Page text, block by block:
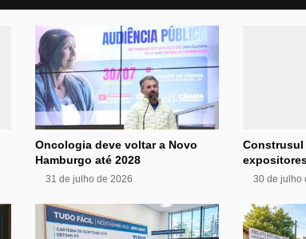
Oncologia deve voltar a Novo
Hamburgo até 2028
31 de julho de 2026
Construsul
30 de julho